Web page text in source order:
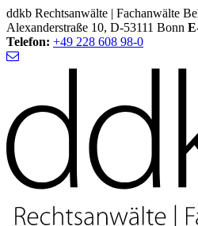
ddkb Rechtsanwälte | Fachanwälte
Alexanderstraße 10, D-53111 Bonn
Telefon: +49 228 608 98-0